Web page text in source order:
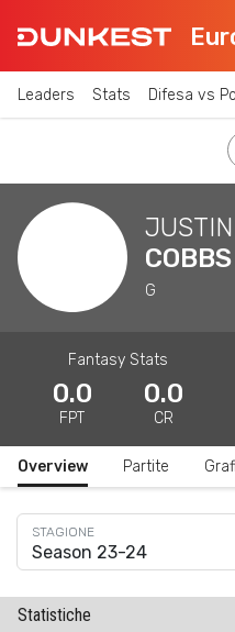
Leaders Stats Difesa vs
JUSTIN
COBBS
G
Fantasy Stats
0.0
FPT
0.0
CR
Overview Partite
Season 23-24
Statistiche